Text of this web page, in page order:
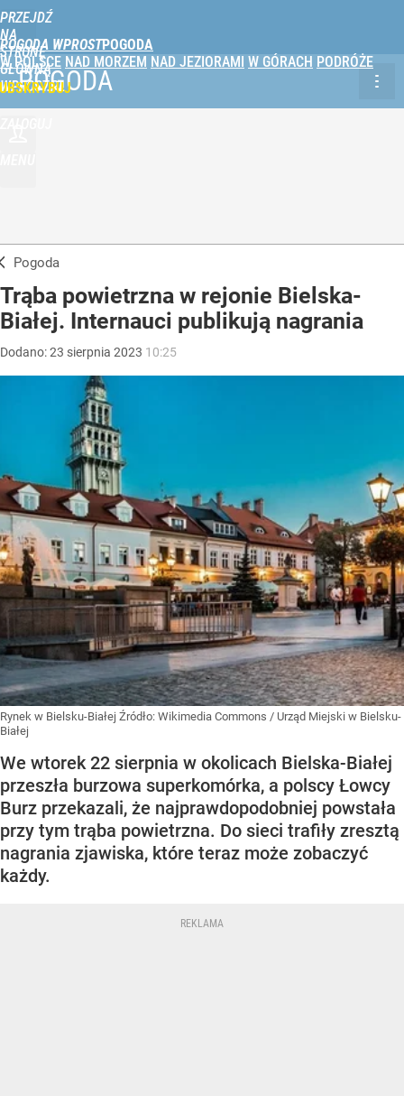
PRZEJDŹ
NA
STRONĘ
GŁÓWNĄ
WPROST.PL
POGODA WPROST
W POLSCE NAD MORZEM NAD JEZIORAMI W GÓRACH PODRÓŻE
POGODA
Pogoda
Trąba powietrzna w rejonie Bielska-
Białej. Internauci publikują nagrania
Dodano:23 sierpnia 2023 10:25
Rynek w Bielsku-Białej Źródło: Wikimedia Commons / Urząd Miejski w Bielsku-
Białej
We wtorek 22 sierpnia w okolicach Bielska-Białej
przeszła burzowa superkomórka, a polscy Łowcy
Burz przekazali, że najprawdopodobniej powstała
przy tym trąba powietrzna. Do sieci trafiły zresztą
nagrania zjawiska, które teraz może zobaczyć
każdy.